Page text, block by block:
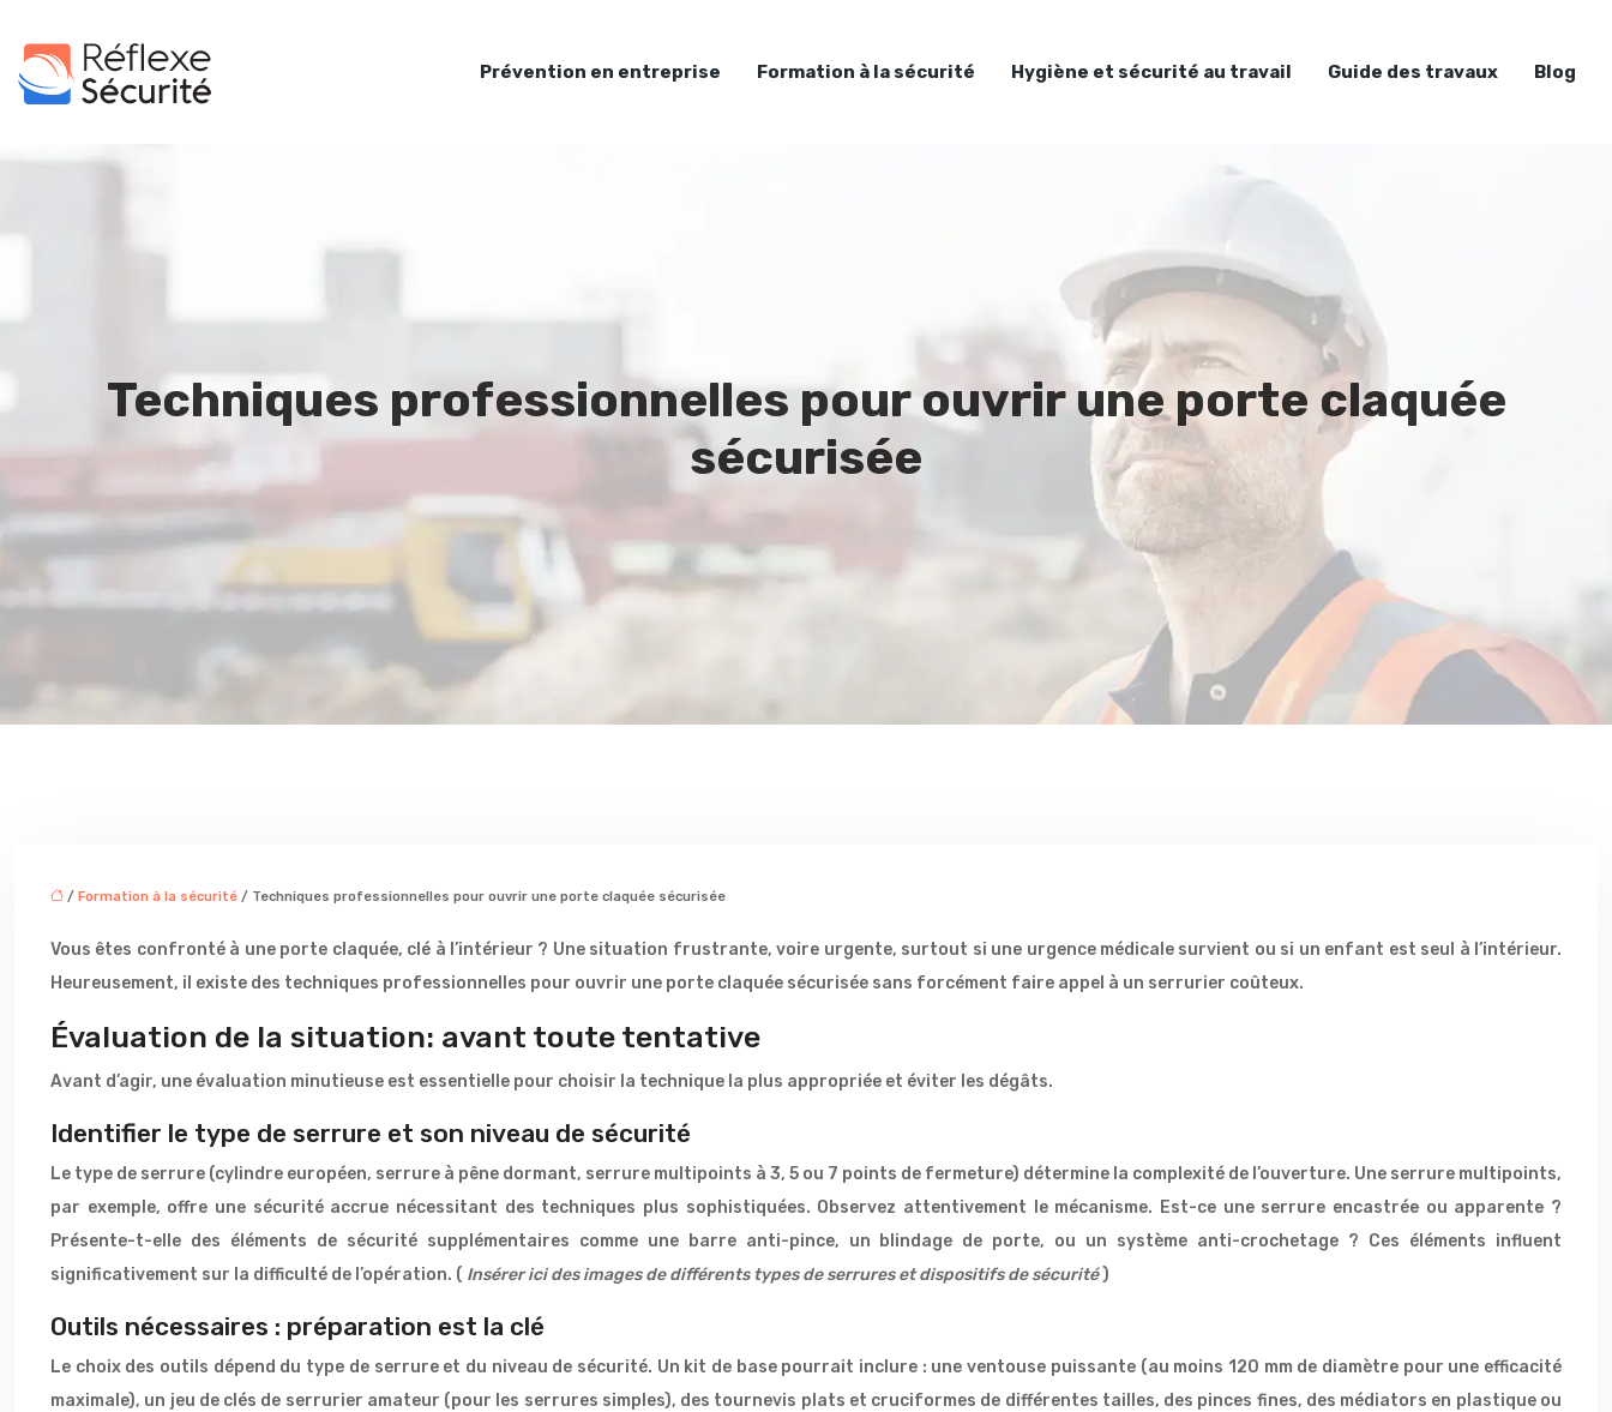
Prévention en entreprise Formation à la sécurité Hygiène et sécurité au travail Guide des travaux Blog
Techniques professionnelles pour ouvrir une porte claquée
sécurisée
/ Formation à la sécurité / Techniques professionnelles pour ouvrir une porte claquée sécurisée
Vous êtes confronté à une porte claquée, clé à l’intérieur ? Une situation frustrante, voire urgente, surtout si une urgence médicale survient ou si un enfant est seul à l’intérieur.
Heureusement, il existe des techniques professionnelles pour ouvrir une porte claquée sécurisée sans forcément faire appel à un serrurier coûteux.
Évaluation de la situation: avant toute tentative
Avant d’agir, une évaluation minutieuse est essentielle pour choisir la technique la plus appropriée et éviter les dégâts.
Identifier le type de serrure et son niveau de sécurité
Le type de serrure (cylindre européen, serrure à pêne dormant, serrure multipoints à 3, 5 ou 7 points de fermeture) détermine la complexité de l’ouverture. Une serrure multipoints,
par exemple, offre une sécurité accrue nécessitant des techniques plus sophistiquées. Observez attentivement le mécanisme. Est-ce une serrure encastrée ou apparente ?
Présente-t-elle des éléments de sécurité supplémentaires comme une barre anti-pince, un blindage de porte, ou un système anti-crochetage ? Ces éléments influent
significativement sur la difficulté de l’opération. ( Insérer ici des images de différents types de serrures et dispositifs de sécurité)
Outils nécessaires : préparation est la clé
Le choix des outils dépend du type de serrure et du niveau de sécurité. Un kit de base pourrait inclure : une ventouse puissante (au moins 120 mm de diamètre pour une efficacité
maximale), un jeu de clés de serrurier amateur (pour les serrures simples), des tournevis plats et cruciformes de différentes tailles, des pinces fines, des médiators en plastique ou